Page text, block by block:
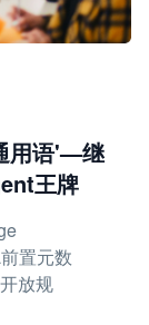
用语'—继
王牌
置元数
放规